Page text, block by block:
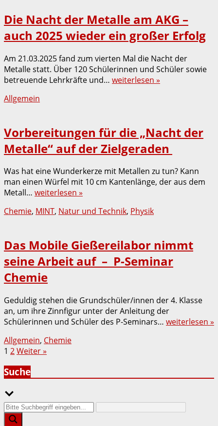
Die Nacht der Metalle am AKG –
auch 2025 wieder ein großer Erfolg
Am 21.03.2025 fand zum vierten Mal die Nacht der
Metalle statt. Über 120 Schülerinnen und Schüler sowie
betreuende Lehrkräfte und… weiterlesen »
Allgemein
Vorbereitungen für die „Nacht der
Metalle“ auf der Zielgeraden
Was hat eine Wunderkerze mit Metallen zu tun? Kann
man einen Würfel mit 10 cm Kantenlänge, der aus dem
Metall… weiterlesen »
Chemie, MINT, Natur und Technik, Physik
Das Mobile Gießereilabor nimmt
seine Arbeit auf – P-Seminar
Chemie
Geduldig stehen die Grundschüler/innen der 4. Klasse
an, um ihre Zinnfigur unter der Anleitung der
Schülerinnen und Schüler des P-Seminars… weiterlesen »
Allgemein, Chemie
Seitennummerierung
der
1 2Weiter »
Suche